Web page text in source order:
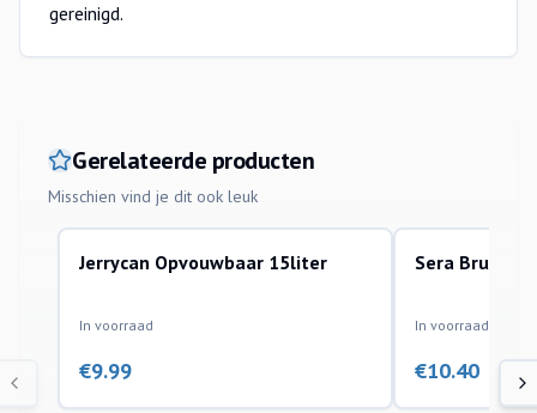
gereinigd.
Gerelateerde producten
Misschien vind je dit ook leuk
overige
Jerrycan Opvouwbaar 15liter
In voorraad
€9.99
reiniging van
Sera Brush
In voorraad
€10.40